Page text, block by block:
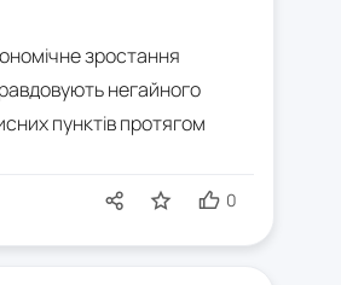
зростання
негайного
пунктів протягом
0